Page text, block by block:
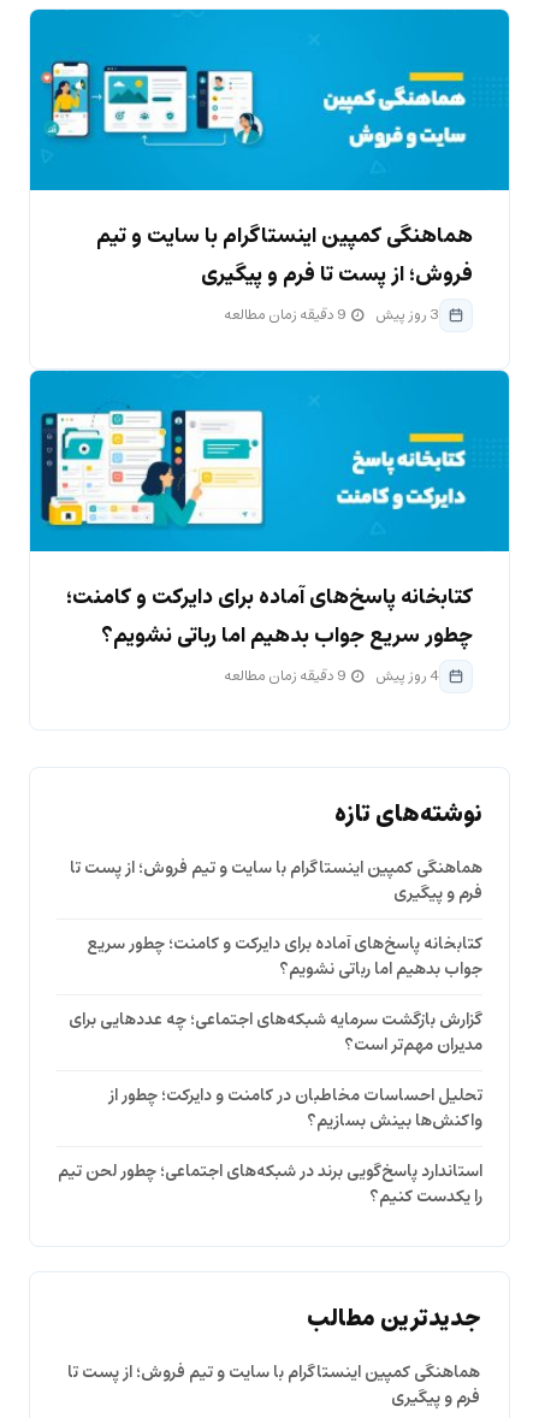
هماهنگی کمپین اینستاگرام با سایت و تیم
فروش؛ از پست تا فرم و پیگیری
3 روز پیش 9 دقیقه زمان مطالعه
کتابخانه پاسخ‌های آماده برای دایرکت و کامنت؛
چطور سریع جواب بدهیم اما رباتی نشویم؟
4 روز پیش 9 دقیقه زمان مطالعه
نوشته‌های تازه
هماهنگی کمپین اینستاگرام با سایت و تیم فروش؛ از پست تا
فرم و پیگیری
کتابخانه پاسخ‌های آماده برای دایرکت و کامنت؛ چطور سریع
جواب بدهیم اما رباتی نشویم؟
گزارش بازگشت سرمایه شبکه‌های اجتماعی؛ چه عددهایی برای
مدیران مهم‌تر است؟
تحلیل احساسات مخاطبان در کامنت و دایرکت؛ چطور از
واکنش‌ها بینش بسازیم؟
استاندارد پاسخ‌گویی برند در شبکه‌های اجتماعی؛ چطور لحن تیم
را یکدست کنیم؟
جدیدترین مطالب
هماهنگی کمپین اینستاگرام با سایت و تیم فروش؛ از پست تا
فرم و پیگیری